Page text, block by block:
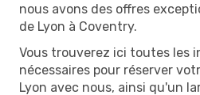
nous avons des offres
de Lyon à Coventry.
Vous trouverez ici toutes les
nécessaires pour réserver
Lyon avec nous, ainsi qu'un